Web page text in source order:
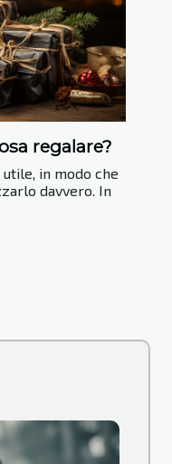
regalare?
in modo che
davvero. In